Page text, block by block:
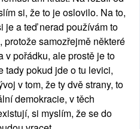
si, že to je oslovilo. Na to,
je a teď nerad používám to
samozřejmě některé
v pořádku, ale prostě je to
tady pokud jde o tu levici,
v tom, že ty dvě strany, to
demokracie, v těch
si myslím, že se do